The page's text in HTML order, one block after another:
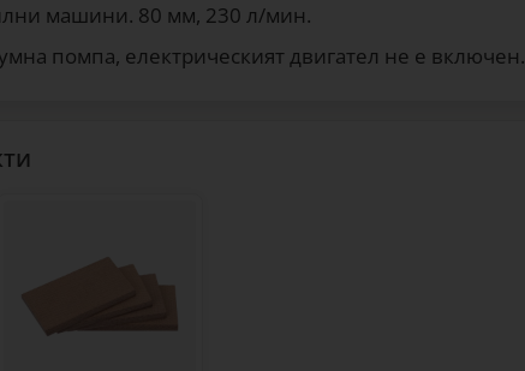
машини. 80 мм, 230 л/мин.
помпа, електрическият двигател не е включен.